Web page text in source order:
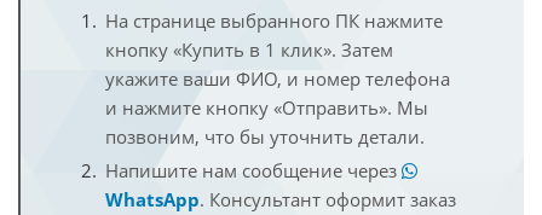
На странице выбранного ПК нажмите
кнопку «Купить в 1 клик». Затем
укажите ваши ФИО, и номер телефона
и нажмите кнопку «Отправить». Мы
позвоним, что бы уточнить детали.
Напишите нам сообщение через
WhatsApp. Консультант оформит заказ